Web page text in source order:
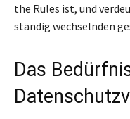
the Rules ist, und
ständig wechselnden
Das